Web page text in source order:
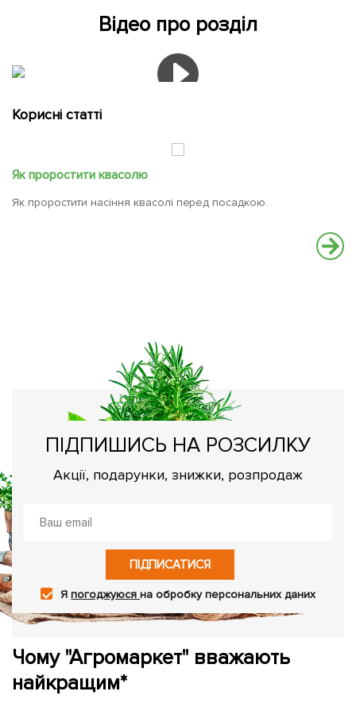
Відео про розділ
Корисні статті
Як проростити квасолю
Як проростити насіння квасолі перед посадкою.
ПІДПИШИСЬ НА РОЗСИЛКУ
Акції, подарунки, знижки, розпродаж
ПІДПИСАТИСЯ
Япогоджуюсяна обробку персональних даних
Чому "Агромаркет" вважають
найкращим*